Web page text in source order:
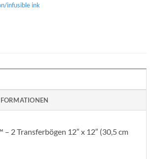
infusible ink
2 Transferbögen 12″ x 12″ (30,5 cm